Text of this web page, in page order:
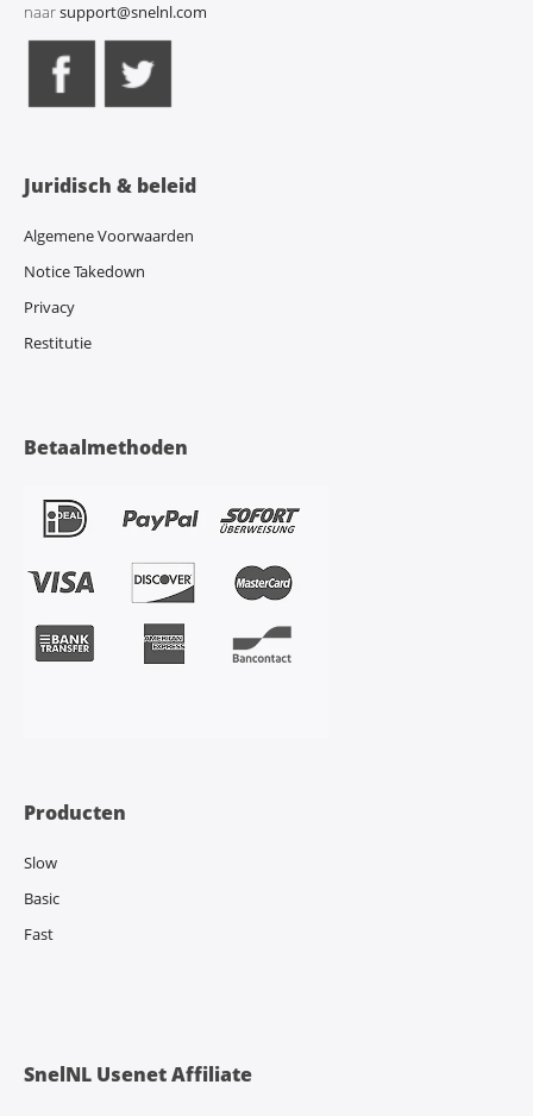
naarsupport@snelnl.com
Juridisch & beleid
Algemene Voorwaarden
Notice Takedown
Privacy
Restitutie
Betaalmethoden
Producten
Slow
Basic
Fast
SnelNL Usenet Affiliate